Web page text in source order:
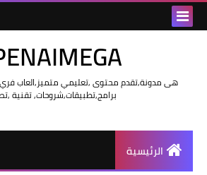
هى مدونة,تقدم محتوى ,تعليمي متميز,العاب فري
برامج,تطبيقات,شروحات, تقنية
الرئيسية